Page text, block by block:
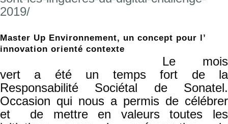
2019/
Master Up Environnement, un concept pour l’
innovation orienté contexte
Le mois
vert a été un temps fort de la
Responsabilité Sociétal de Sonatel.
Occasion qui nous a permis de célébrer
et de mettre en valeurs toutes les